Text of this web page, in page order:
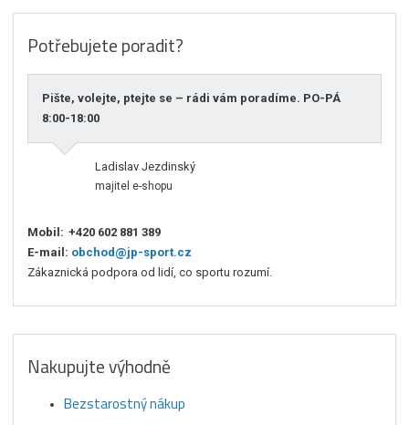
Potřebujete poradit?
Pište, volejte, ptejte se – rádi vám poradíme. PO-PÁ
8:00-18:00
Ladislav Jezdinský
majitel e-shopu
Mobil: +420 602 881 389
E-mail: obchod@jp-sport.cz
Zákaznická podpora od lidí, co sportu rozumí.
Nakupujte výhodně
Bezstarostný nákup